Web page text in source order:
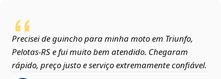
Precisei de guincho para minha moto em Triunfo,
Pelotas‑RS e fui muito bem atendido. Chegaram
rápido, preço justo e serviço extremamente confiável.